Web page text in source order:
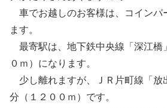
車でお越しのお客様は、コインパ
ます。
最寄駅は、地下鉄中央線「深江橋
０ｍ）になります。
少し離れますが、ＪＲ片町線「放
分（１２００ｍ）です。